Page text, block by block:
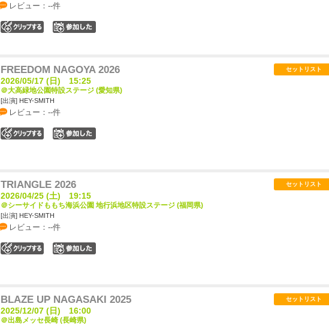
レビュー：--件
FREEDOM NAGOYA 2026
2026/05/17 (日) 15:25
＠大高緑地公園特設ステージ (愛知県)
[出演] HEY-SMITH
レビュー：--件
セットリスト
TRIANGLE 2026
2026/04/25 (土) 19:15
＠シーサイドももち海浜公園 地行浜地区特設ステージ (福岡県)
[出演] HEY-SMITH
レビュー：--件
セットリスト
BLAZE UP NAGASAKI 2025
2025/12/07 (日) 16:00
＠出島メッセ長崎 (長崎県)
セットリスト